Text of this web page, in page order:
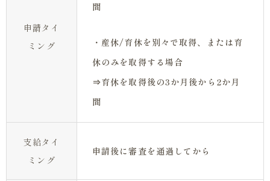
申請タイ
ミング
間
・産休/育休を別々で取得、または育
休のみを取得する場合
⇒育休を取得後の3か月後から2か月
間
支給タイ
ミング
申請後に審査を通過してから